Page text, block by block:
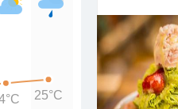
25°C